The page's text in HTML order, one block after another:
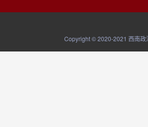
Copyright © 2020-2021 西南政